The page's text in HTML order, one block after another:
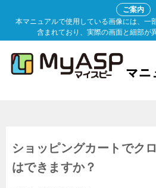
ご案内
本マニュアルで使用している画像には、一
含まれており、実際の画面と細部が
ショッピングカートでク
はできますか？